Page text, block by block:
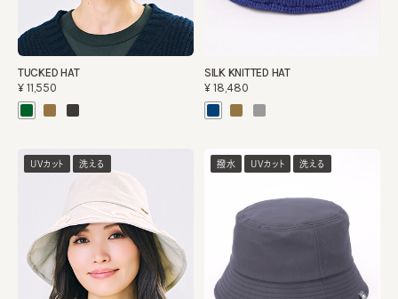
TUCKED HAT
¥11,550
SILK KNITTED HAT
¥18,480
UVカット 洗える 撥水 UVカット 洗える